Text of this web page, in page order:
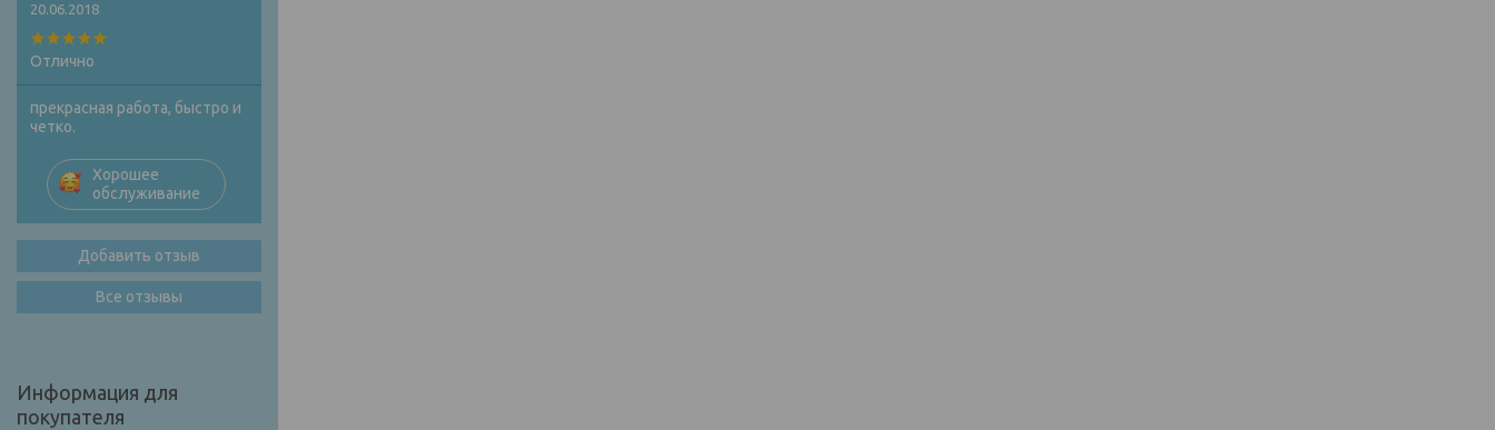
20.06.2018
Отлично
прекрасная работа, быстро и
четко.
Хорошее
обслуживание
Добавить отзыв
Все отзывы
Информация для
покупателя